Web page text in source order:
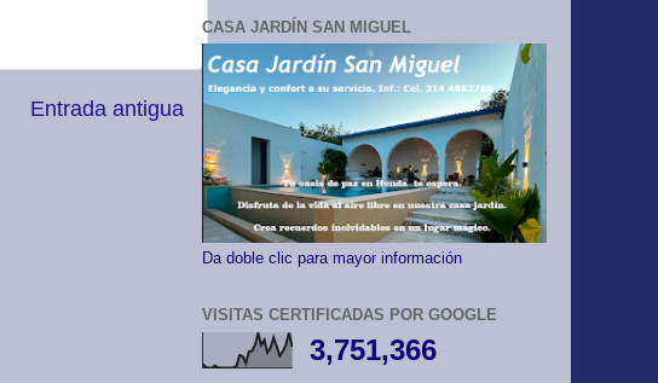
Entrada antigua
CASA JARDÍN SAN MIGUEL
Da doble clic para mayor información
VISITAS CERTIFICADAS POR GOOGLE
3,751,366